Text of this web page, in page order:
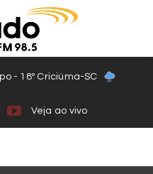
- 18º Criciúma-SC
Veja ao vivo